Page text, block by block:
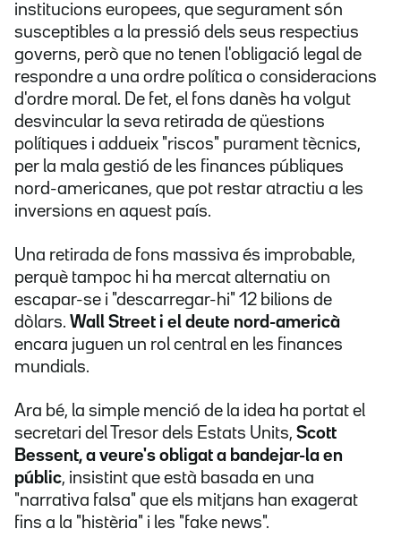
institucions europees, que segurament són
susceptibles a la pressió dels seus respectius
governs, però que no tenen l'obligació legal de
respondre a una ordre política o consideracions
d'ordre moral. De fet, el fons danès ha volgut
desvincular la seva retirada de qüestions
polítiques i addueix "riscos" purament tècnics,
per la mala gestió de les finances públiques
nord-americanes, que pot restar atractiu a les
inversions en aquest país.
Una retirada de fons massiva és improbable,
perquè tampoc hi ha mercat alternatiu on
escapar-se i "descarregar-hi" 12 bilions de
dòlars. Wall Street i el deute nord-americà
encara juguen un rol central en les finances
mundials.
Ara bé, la simple menció de la idea ha portat el
secretari del Tresor dels Estats Units, Scott
Bessent, a veure's obligat a bandejar-la en
públic, insistint que està basada en una
"narrativa falsa" que els mitjans han exagerat
fins a la "histèria" i les "fake news".